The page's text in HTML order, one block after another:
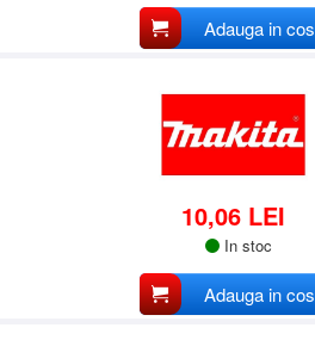
Adauga in cos
10,06 LEI
In stoc
Adauga in cos